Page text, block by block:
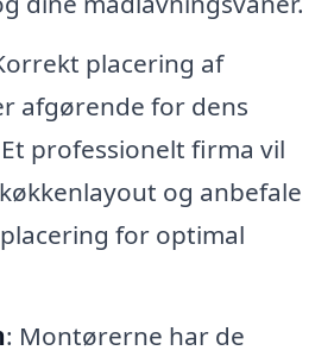
placering af
afgørende for dens
professionelt firma vil
og anbefale
for optimal
: Montørerne har de